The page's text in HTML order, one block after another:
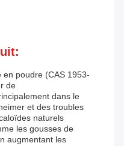
poudre (CAS 1953-
de
dans le
et des troubles
naturels
les gousses de
augmentant les